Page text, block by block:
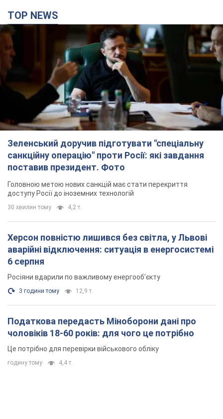
TOP NEWS
Зеленський доручив підготувати "спеціальну
санкційну операцію" проти Росії: які завдання
поставив президент. Фото
Головною метою нових санкцій має стати перекриття
доступу Росії до іноземних технологій
30 хвилин тому 4,2 т.
Херсон повністю лишився без світла, у Львові
аварійні відключення: ситуація в енергосистемі
6 серпня
Росіяни вдарили по важливому енергооб'єкту
3 години тому 12,9 т.
Податкова передасть Міноборони дані про
чоловіків 18-60 років: для чого це потрібно
Це потрібно для перевірки військового обліку
годину тому 4,4 т.